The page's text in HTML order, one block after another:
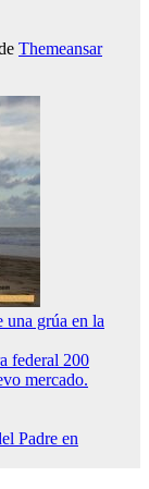
Themeansar
una grúa en la
federal 200
mercado.
Padre en